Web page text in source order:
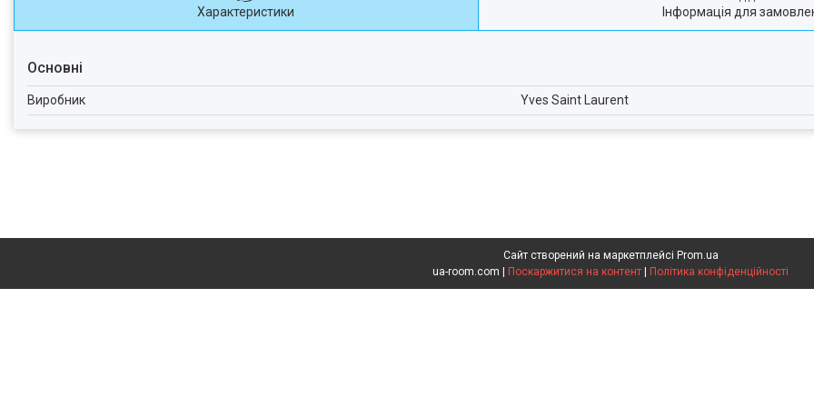
Характеристики Інформація для
Основні
Виробник Yves Saint Laurent
Сайт створений на маркетплейсі Prom.ua
Поскаржитися на контент Політика конфіденційності